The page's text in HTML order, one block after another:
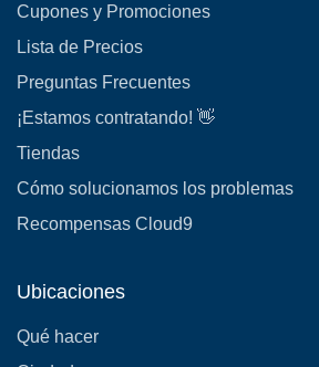
Cupones y Promociones
Lista de Precios
Preguntas Frecuentes
¡Estamos contratando! 👋
Tiendas
Cómo solucionamos los problemas
Recompensas Cloud9
Ubicaciones
Qué hacer